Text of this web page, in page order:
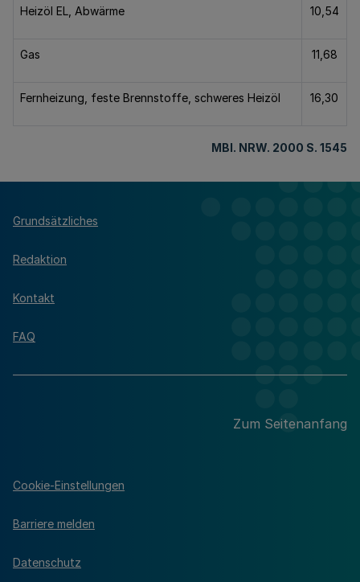
Heizöl EL, Abwärme 10,54
Gas 11,68
Fernheizung, feste Brennstoffe, schweres Heizöl 16,30
MBl. NRW. 2000 S. 1545
Grundsätzliches
Redaktion
Kontakt
FAQ
Zum Seitenanfang
Cookie-Einstellungen
Barriere melden
Datenschutz